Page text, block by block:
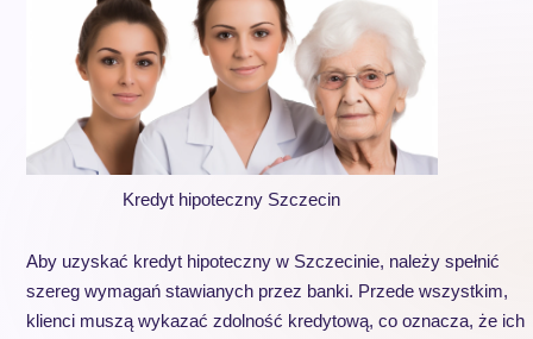
Kredyt hipoteczny Szczecin
Aby uzyskać kredyt hipoteczny w Szczecinie, należy spełnić
szereg wymagań stawianych przez banki. Przede wszystkim,
klienci muszą wykazać zdolność kredytową, co oznacza, że ich